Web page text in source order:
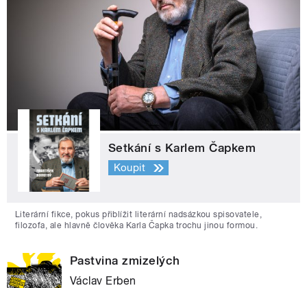
Setkání s Karlem Čapkem
Koupit
Literární fikce, pokus přiblížit literární nadsázkou spisovatele,
filozofa, ale hlavně člověka Karla Čapka trochu jinou formou.
Pastvina zmizelých
Václav Erben